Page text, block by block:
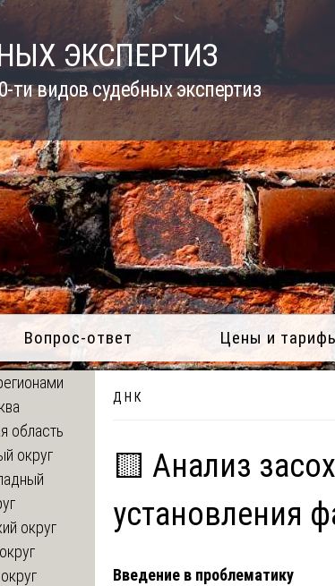
ЭКСПЕРТИЗ
видов судебных экспертиз
Вопрос-ответ Цены и
Д Н К
🟨 Анализ
установления
Введение в проблематику
область
округ
округ